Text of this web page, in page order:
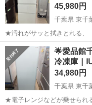
45,980円
千葉県 東千
★汚れがサッと拭きとれる、
★どこをつかんでも開けら
使いやすい冷蔵庫です♪
千葉 千葉市 東千葉駅
🌟愛品館
冷凍庫｜
34,980円
千葉県 東千
★電子レンジなどが乗せら